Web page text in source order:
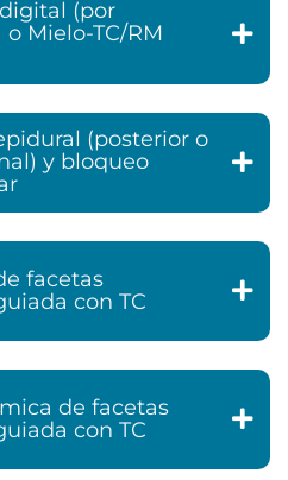
(por
Mielo-TC/RM
(posterior o
y bloqueo
facetas
con TC
de facetas
con TC